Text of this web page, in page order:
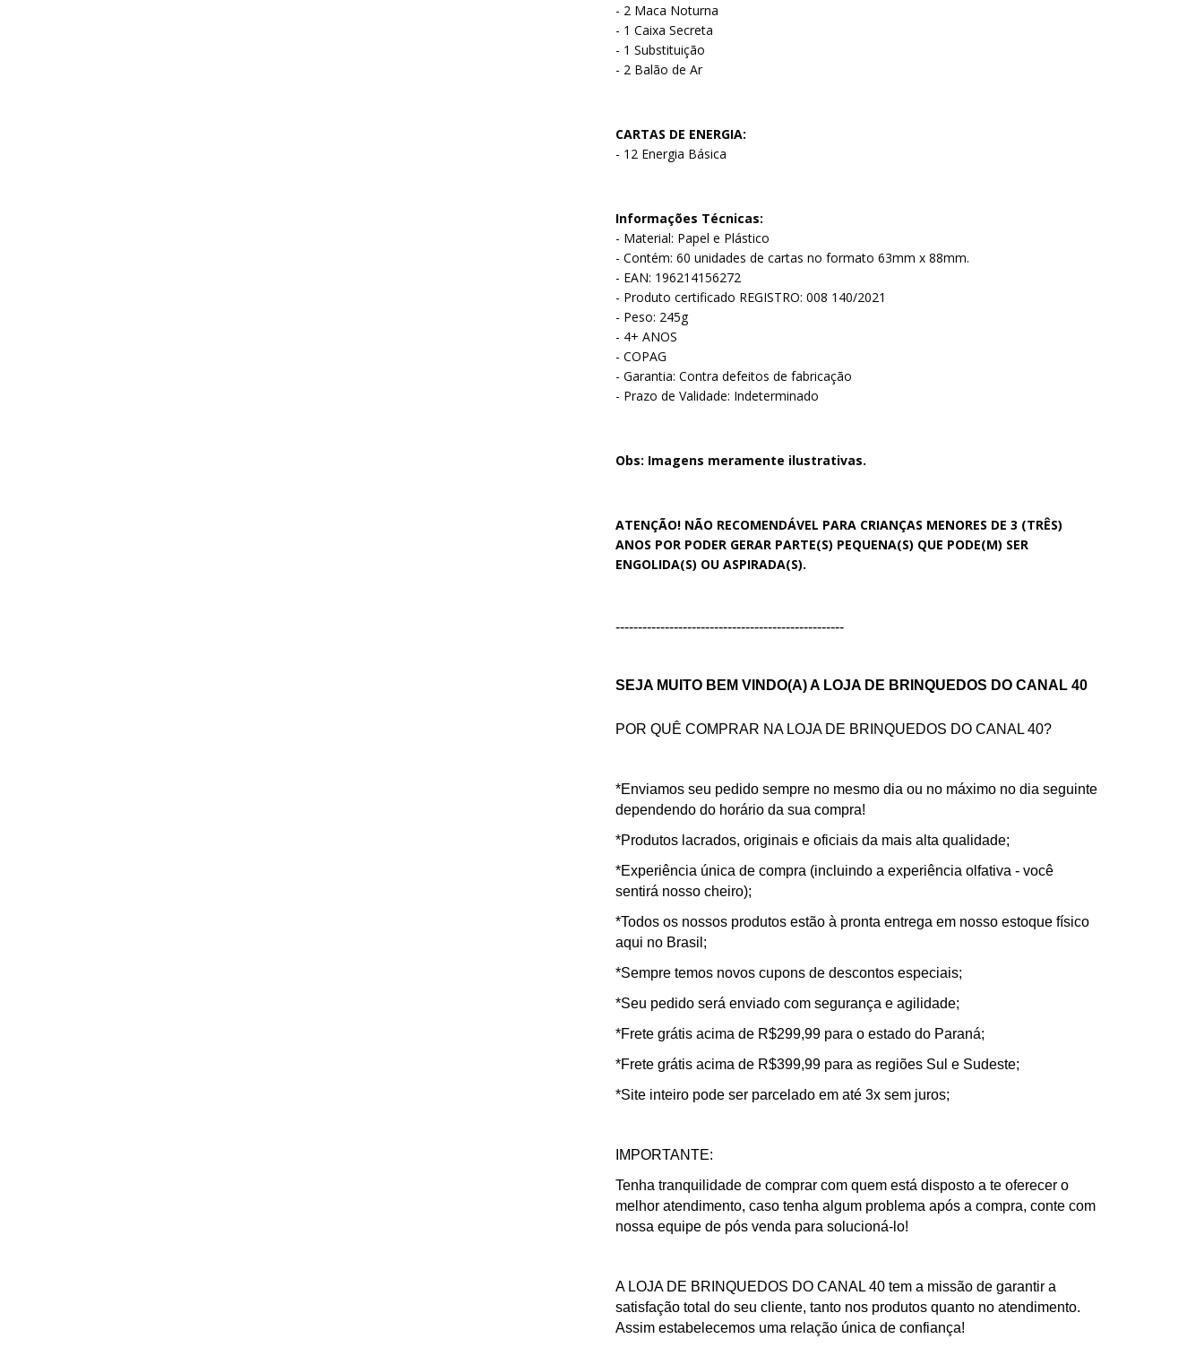
- 2 Maca Noturna
- 1 Caixa Secreta
- 1 Substituição
- 2 Balão de Ar
CARTAS DE ENERGIA:
- 12 Energia Básica
Informações Técnicas:
- Material: Papel e Plástico
- Contém: 60 unidades de cartas no formato 63mm x 88mm.
- EAN: 196214156272
- Produto certificado REGISTRO: 008 140/2021
- Peso: 245g
- 4+ ANOS
- COPAG
- Garantia: Contra defeitos de fabricação
- Prazo de Validade: Indeterminado
Obs: Imagens meramente ilustrativas.
ATENÇÃO! NÃO RECOMENDÁVEL PARA CRIANÇAS MENORES DE 3 (TRÊS)
ANOS POR PODER GERAR PARTE(S) PEQUENA(S) QUE PODE(M) SER
ENGOLIDA(S) OU ASPIRADA(S).
---------------------------------------------------
SEJA MUITO BEM VINDO(A) A LOJA DE BRINQUEDOS DO CANAL 40
POR QUÊ COMPRAR NA LOJA DE BRINQUEDOS DO CANAL 40?
*Enviamos seu pedido sempre no mesmo dia ou no máximo no dia seguinte
dependendo do horário da sua compra!
*Produtos lacrados, originais e oficiais da mais alta qualidade;
*Experiência única de compra (incluindo a experiência olfativa - você
sentirá nosso cheiro);
*Todos os nossos produtos estão à pronta entrega em nosso estoque físico
aqui no Brasil;
*Sempre temos novos cupons de descontos especiais;
*Seu pedido será enviado com segurança e agilidade;
*Frete grátis acima de R$299,99 para o estado do Paraná;
*Frete grátis acima de R$399,99 para as regiões Sul e Sudeste;
*Site inteiro pode ser parcelado em até 3x sem juros;
IMPORTANTE:
Tenha tranquilidade de comprar com quem está disposto a te oferecer o
melhor atendimento, caso tenha algum problema após a compra, conte com
nossa equipe de pós venda para solucioná-lo!
A LOJA DE BRINQUEDOS DO CANAL 40 tem a missão de garantir a
satisfação total do seu cliente, tanto nos produtos quanto no atendimento.
Assim estabelecemos uma relação única de confiança!